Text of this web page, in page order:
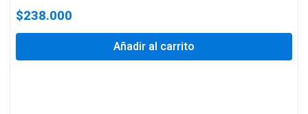
$238.000
Añadir al carrito